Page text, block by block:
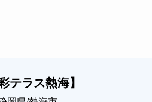
テラス熱海】